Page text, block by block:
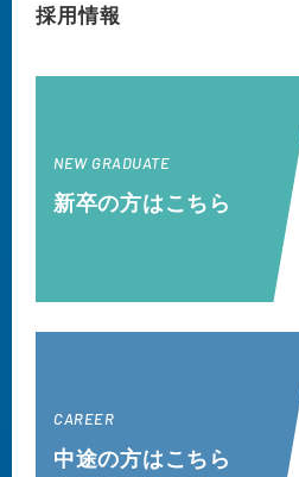
採用情報
NEW GRADUATE
新卒の方はこちら
CAREER
中途の方はこちら